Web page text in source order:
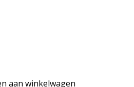
aan winkelwagen